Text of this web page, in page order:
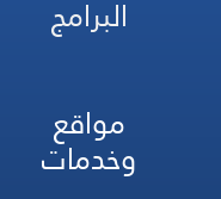
البرامج
مواقع
وخدمات